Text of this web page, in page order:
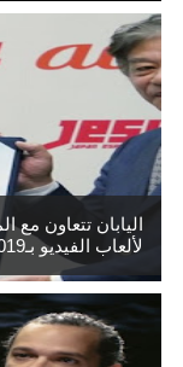
اليابان تتعاون مع
لألعاب الفيديو بـ2019